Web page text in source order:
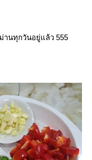
นทุกวันอยู่แล้ว 555